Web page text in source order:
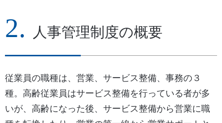
人事管理制度の概要
従業員の職種は、営業、サービス整備、事務の３
種。高齢従業員はサービス整備を行っている者が多
いが、高齢になった後、サービス整備から営業に職